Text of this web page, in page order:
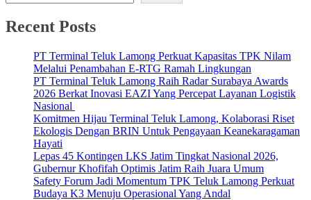
Recent Posts
PT Terminal Teluk Lamong Perkuat Kapasitas TPK Nilam
Melalui Penambahan E-RTG Ramah Lingkungan
PT Terminal Teluk Lamong Raih Radar Surabaya Awards
2026 Berkat Inovasi EAZI Yang Percepat Layanan Logistik
Nasional
Komitmen Hijau Terminal Teluk Lamong, Kolaborasi Riset
Ekologis Dengan BRIN Untuk Pengayaan Keanekaragaman
Hayati
Lepas 45 Kontingen LKS Jatim Tingkat Nasional 2026,
Gubernur Khofifah Optimis Jatim Raih Juara Umum
Safety Forum Jadi Momentum TPK Teluk Lamong Perkuat
Budaya K3 Menuju Operasional Yang Andal